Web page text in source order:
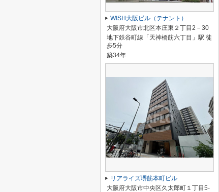
WISH大阪ビル（テナント）
大阪府大阪市北区本庄東２丁目2－30
地下鉄谷町線「天神橋筋六丁目」駅 徒
歩5分
築34年
リアライズ堺筋本町ビル
大阪府大阪市中央区久太郎町１丁目5-